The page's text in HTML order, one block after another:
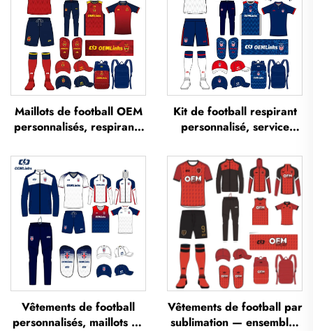
Maillots de football OEM
personnalisés, respirants
sublimation — maillots
d'équipe de football,
vêtements de football, t-
shirts de football
personnalisés
Kit de football respirant
personnalisé, service
personnalisés, tenues
complètes de football,
maillots de football
sublimés
Vêtements de football
personnalisés, maillots de
Vêtements de football par
sublimation — ensembles